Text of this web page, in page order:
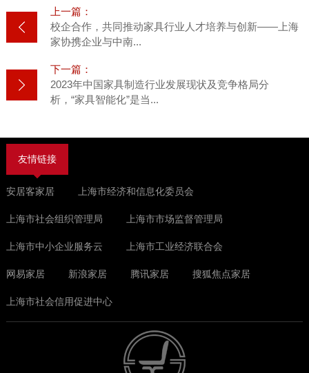
上一篇：
校企合作，共同推动家具行业人才培养与创新——上海
家协携企业与中南...
下一篇：
2023年中国家具制造行业发展现状及竞争格局分
析，“家具智能化”是当...
友情链接
安居客家居 上海市经济和信息化委员会
上海市社会组织管理局 上海市市场监督管理局
上海市中小企业服务云 上海市工业经济联合会
网易家居 新浪家居 腾讯家居 搜狐焦点家居
上海市社会信用促进中心